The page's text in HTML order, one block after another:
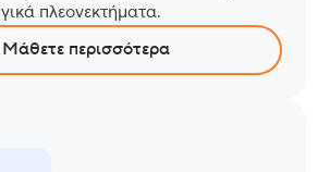
πλεονεκτήματα.
Μάθετε περισσότερα